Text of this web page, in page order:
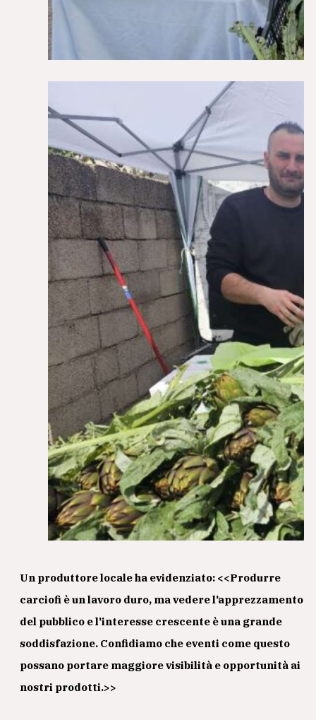
Un produttore locale ha evidenziato: <<Produrre
carciofi è un lavoro duro, ma vedere l’apprezzamento
del pubblico e l’interesse crescente è una grande
soddisfazione. Confidiamo che eventi come questo
possano portare maggiore visibilità e opportunità ai
nostri prodotti.>>